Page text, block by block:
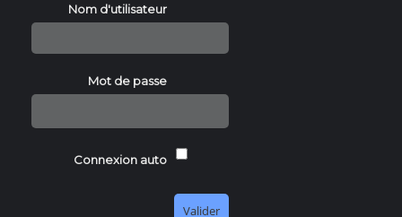
Nom d'utilisateur
Mot de passe
Connexion auto